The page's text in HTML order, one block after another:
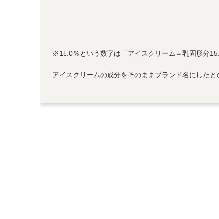
※15.0％という数字は「アイスクリーム＝乳固形分
アイスクリームの成分をそのままブランド名にしたと